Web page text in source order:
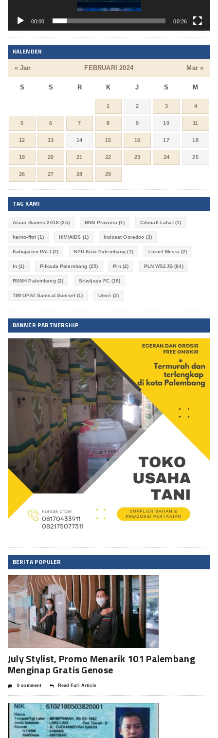
00:00 00:26
KALENDER
FEBRUARI 2024
S S R K J S M
« Jan Mar »
1 2 3 4
5 6 7 8 9 10 11
12 13 14 15 16 17 18
19 20 21 22 23 24 25
26 27 28 29
TAG KAMI
Asian Games 2018 (25) BNN Provinsi (1) Citimall Lahat(1)
harno-fitri (1) HIV/AIDS (1) Indosat Ooredoo (3)
Kabupaten PALI (2) KPU Kota Palembang (1) Lionel Messi (2)
ln (1) Pilkada Palembang (25) Pln(2) PLN WS2JB(84)
RSMH Palembang(2) Sriwijaya FC (19)
TIM OPAT Samsat Sumsel (1) Unsri (2)
BANNER PARTNERSHIP
BERITA POPULER
July Stylist, Promo Menarik 101 Palembang
Menginap Gratis Genose
0 comment Read Full Article